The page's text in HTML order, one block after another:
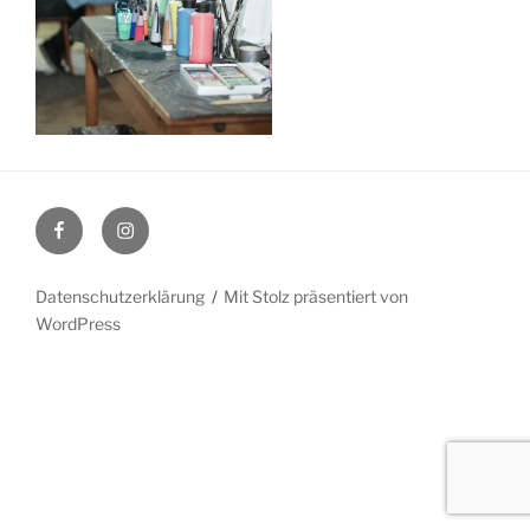
FacebookInstagram
Datenschutzerklärung
Mit Stolz präsentiert von
WordPress